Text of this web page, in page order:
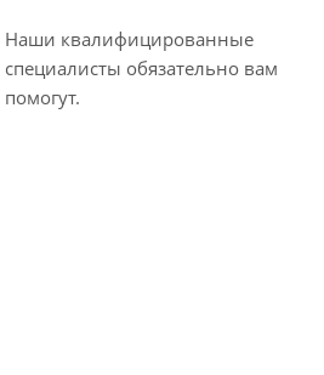
Наши квалифицированные
специалисты обязательно вам
помогут.